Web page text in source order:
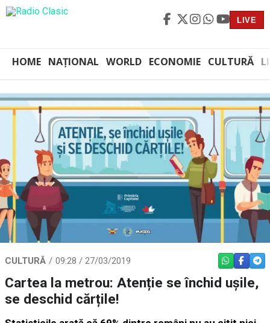
LIVE
HOME NAȚIONAL WORLD ECONOMIE CULTURĂ
CULTURĂ 09:28 / 27/03/2019 WHATSAPP
Cartea la metrou: Atenție se închid ușile,
se deschid cărțile!